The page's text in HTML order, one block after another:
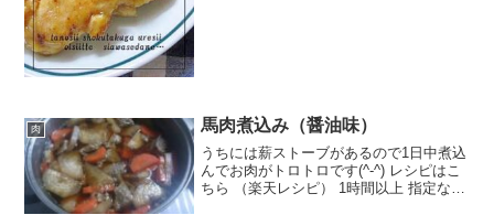
肉 馬肉煮込み（醤油味）
うちには薪ストーブがあるので1日中煮込
んでお肉がトロトロです(^-^) レシピはこ
ちら （楽天レシピ） 1時間以上 指定なし